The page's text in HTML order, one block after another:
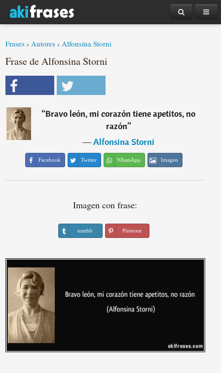
Frases ›Autores ›Alfonsina Storni
Frase de Alfonsina Storni
“Bravo león, mi corazón tiene apetitos, no
razón”
―Alfonsina Storni
Facebook Twitter WhatsApp Imagen
Imagen con frase:
tumblr Pinterest